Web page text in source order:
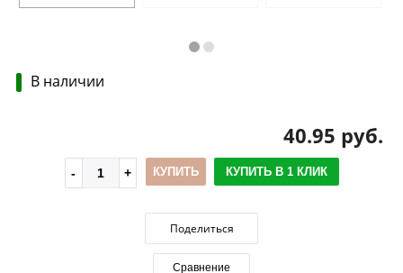
В наличии
40.95 руб.
КУПИТЬ КУПИТЬ В 1 КЛИК
Поделиться
Сравнение